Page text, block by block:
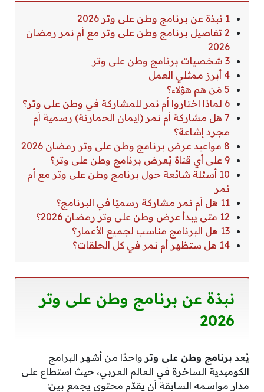
1 نبذة عن برنامج وطن على وتر 2026
2 تفاصيل برنامج وطن على وتر مع أم نمر رمضان
2026
3 شخصيات برنامج وطن على وتر
4 أبرز ممثلي العمل
5 مَن هم هؤلاء؟
6 لماذا اختاروا أم نمر للمشاركة في وطن على وتر؟
7 هل مشاركة أم نمر (إيمان الحمارنة) رسمية أم
مجرد إشاعة؟
8 مواعيد عرض برنامج وطن على وتر رمضان 2026
9 على أي قناة يُعرض برنامج وطن على وتر؟
10 أسئلة شائعة حول برنامج وطن على وتر مع أم
نمر
11 هل أم نمر مشاركة رسميًا في البرنامج؟
12 متى يبدأ عرض وطن على وتر رمضان 2026؟
13 هل البرنامج مناسب لجميع الأعمار؟
14 هل ستظهر أم نمر في كل الحلقات؟
نبذة عن برنامج وطن على وتر
2026
يُعد برنامج وطن على وتر واحدًا من أشهر البرامج
الكوميدية الساخرة في العالم العربي، حيث استطاع على
مدار مواسمه السابقة أن يقدّم محتوى يجمع بين: